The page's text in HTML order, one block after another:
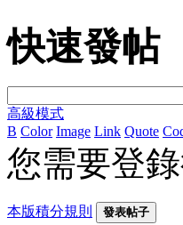
快速發帖
高級模式
B Color Image Link Quote
您需要登
本版積分規則 發表帖子